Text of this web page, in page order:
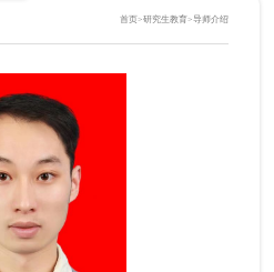
首页>研究生教育>导师介绍